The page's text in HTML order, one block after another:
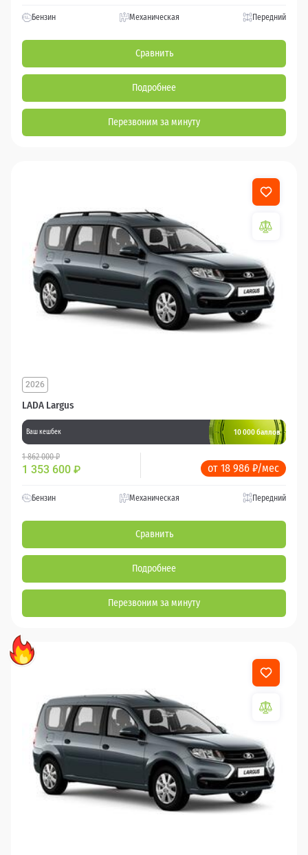
Бензин Механическая Передний
Сравнить
Подробнее
Перезвоним за минуту
LADA Largus
2026
Ваш кешбек 10 000 баллов
1 862 000 ₽
1 353 600 ₽ от 18 986 ₽/мес
Бензин Механическая Передний
Сравнить
Подробнее
Перезвоним за минуту